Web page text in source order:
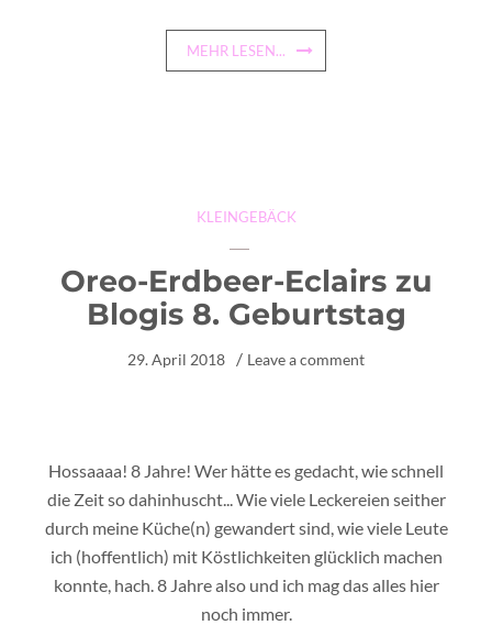
MEHR LESEN...
KLEINGEBÄCK
Oreo-Erdbeer-Eclairs zu
Blogis 8. Geburtstag
29. April 2018 Leave a comment
Hossaaaa! 8 Jahre! Wer hätte es gedacht, wie schnell
die Zeit so dahinhuscht... Wie viele Leckereien seither
durch meine Küche(n) gewandert sind, wie viele Leute
ich (hoffentlich) mit Köstlichkeiten glücklich machen
konnte, hach. 8 Jahre also und ich mag das alles hier
noch immer.